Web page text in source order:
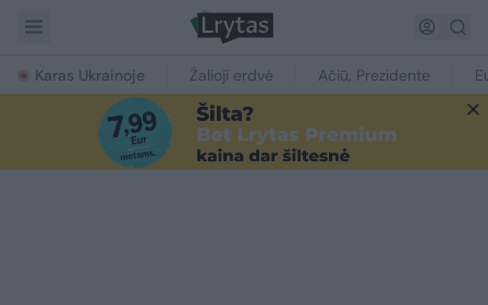
Karas Ukrainoje Žalioji erdvė Ačiū, Prezidente